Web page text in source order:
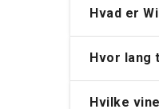
Hvad er
Hvor lang
Hvilke